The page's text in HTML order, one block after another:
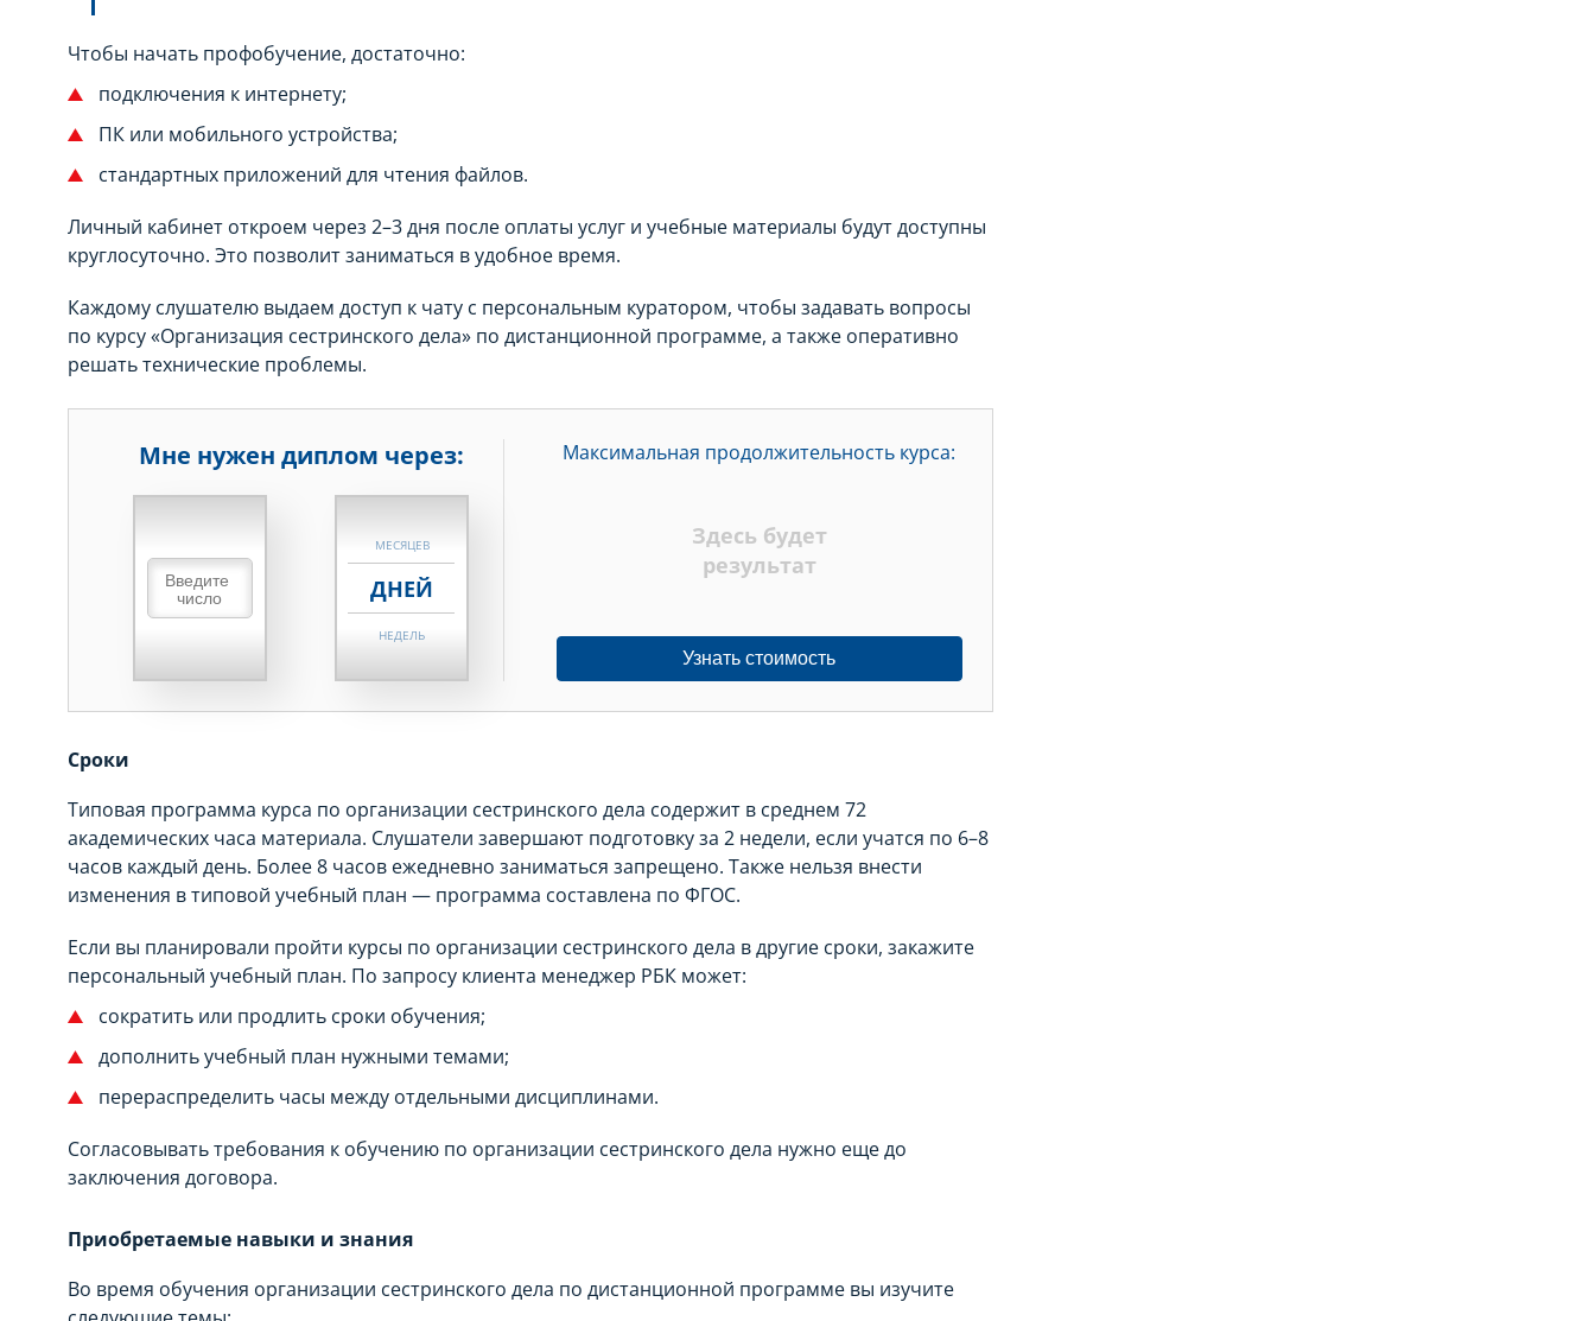
Чтобы начать профобучение, достаточно:
подключения к интернету;
ПК или мобильного устройства;
стандартных приложений для чтения файлов.
Личный кабинет откроем через 2–3 дня после оплаты услуг и учебные материалы будут доступны
круглосуточно. Это позволит заниматься в удобное время.
Каждому слушателю выдаем доступ к чату с персональным куратором, чтобы задавать вопросы
по курсу «Организация сестринского дела» по дистанционной программе, а также оперативно
решать технические проблемы.
Мне нужен диплом через:
НЕДЕЛЬ
МЕСЯЦЕВ
ДНЕЙ
НЕДЕЛЬ
МЕСЯЦЕВ
МЕСЯЦЕВ
Максимальная продолжительность курса:
Здесь будет
результат
Узнать стоимость
Сроки
Типовая программа курса по организации сестринского дела содержит в среднем 72
академических часа материала. Слушатели завершают подготовку за 2 недели, если учатся по 6–8
часов каждый день. Более 8 часов ежедневно заниматься запрещено. Также нельзя внести
изменения в типовой учебный план — программа составлена по ФГОС.
Если вы планировали пройти курсы по организации сестринского дела в другие сроки, закажите
персональный учебный план. По запросу клиента менеджер РБК может:
сократить или продлить сроки обучения;
дополнить учебный план нужными темами;
перераспределить часы между отдельными дисциплинами.
Согласовывать требования к обучению по организации сестринского дела нужно еще до
заключения договора.
Приобретаемые навыки и знания
Во время обучения организации сестринского дела по дистанционной программе вы изучите